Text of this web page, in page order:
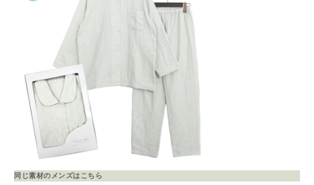
同じ素材のメンズはこちら